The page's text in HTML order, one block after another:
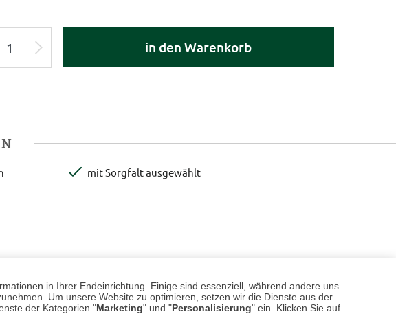
in Ihrer Endeinrichtung. Einige sind essenziell, während andere uns
Um unsere Website zu optimieren, setzen wir die Dienste aus der
der Kategorien "Marketing" und "Personalisierung" ein. Klicken Sie auf
in den Warenkorb
mit Sorgfalt ausgewählt